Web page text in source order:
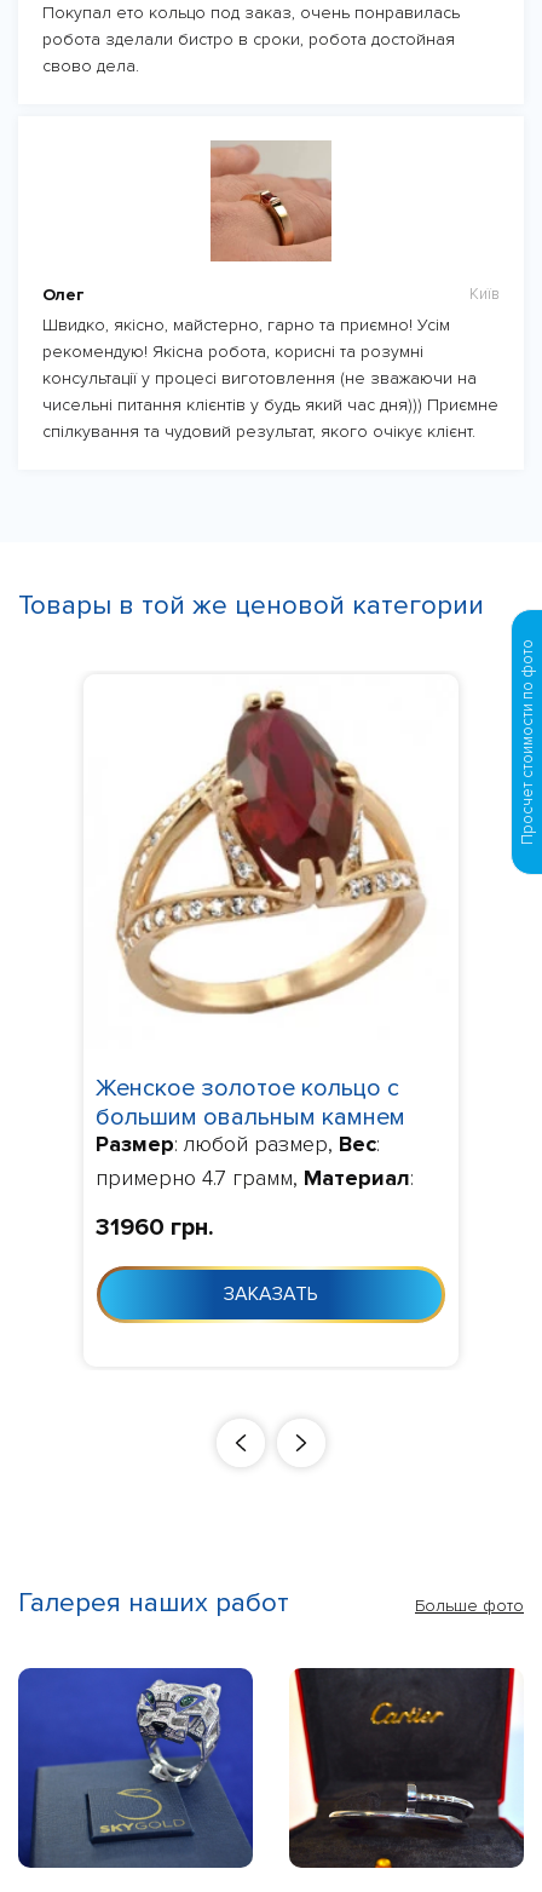
Покупал ето кольцо под заказ, очень понравилась
робота зделали бистро в сроки, робота достойная
свово дела.
Олег Київ
Швидко, якісно, майстерно, гарно та приємно! Усім
рекомендую! Якісна робота, корисні та розумні
консультації у процесі виготовлення (не зважаючи на
чисельні питання клієнтів у будь який час дня))) Приємне
спілкування та чудовий результат, якого очікує клієнт.
Товары в той же ценовой категории
Женское золотое кольцо с
большим овальным камнем
100610
Размер: любой размер, Вес:
примерно 4.7 грамм, Материал:
умолчанию фианит,
Изготовление
: Изготовление 10-
24 дня с момента заказа
31960 грн.
ЗАКАЗАТЬ
Галерея наших работ Больше фото
Просчет стоимости по фото